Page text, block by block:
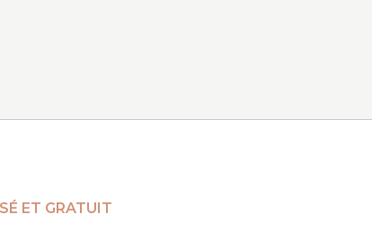
ET GRATUIT